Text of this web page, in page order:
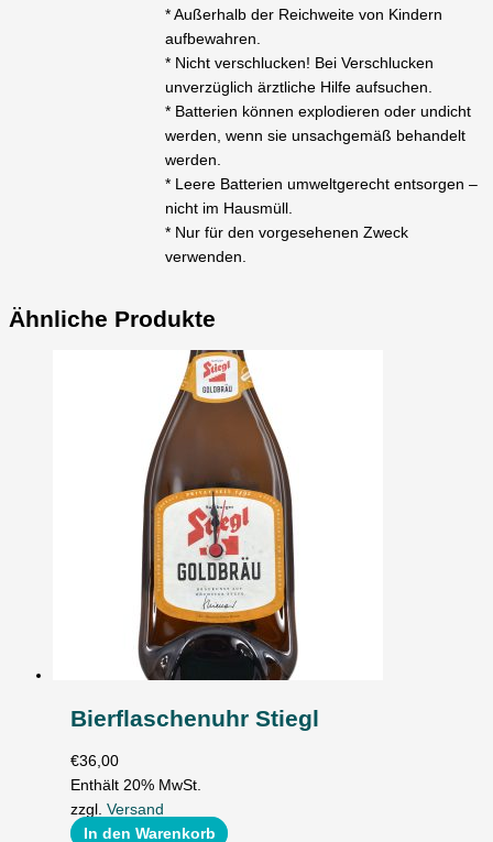
* Außerhalb der Reichweite von Kindern
aufbewahren.
* Nicht verschlucken! Bei Verschlucken
unverzüglich ärztliche Hilfe aufsuchen.
* Batterien können explodieren oder undicht
werden, wenn sie unsachgemäß behandelt
werden.
* Leere Batterien umweltgerecht entsorgen –
nicht im Hausmüll.
* Nur für den vorgesehenen Zweck
verwenden.
Ähnliche Produkte
Bierflaschenuhr Stiegl
€36,00
Enthält 20% MwSt.
zzgl.Versand
In den Warenkorb